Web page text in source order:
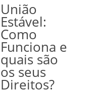
União
Estável:
Como
Funciona e
quais são
os seus
Direitos?